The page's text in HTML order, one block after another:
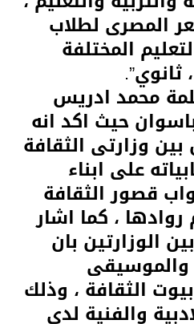
المصرى لطلاب
المختلفة
ثانوي”.
محمد ادريس
حيث اكد انه
بين وزارتى الثقافة
على ابناء
قصور الثقافة
روادها ، كما اشار
الوزارتين بان
الثقافة ، وذلك
والفنية لدى